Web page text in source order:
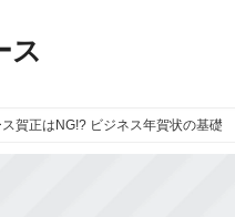
ス
賀正はNG!? ビジネス年賀状の基礎